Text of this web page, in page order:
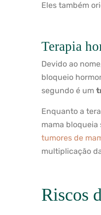
Eles também
Terapia
Devido ao
bloqueio
segundo é um
Enquanto a
mama bloqueia
tumores de
multiplicação
Riscos